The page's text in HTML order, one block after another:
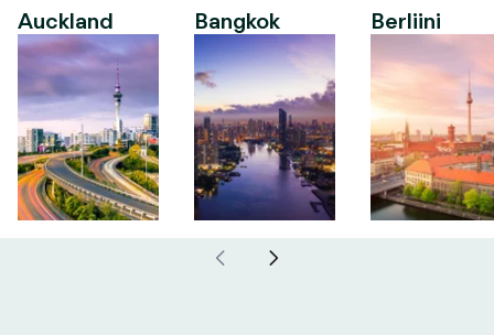
Auckland Bangkok Berliini